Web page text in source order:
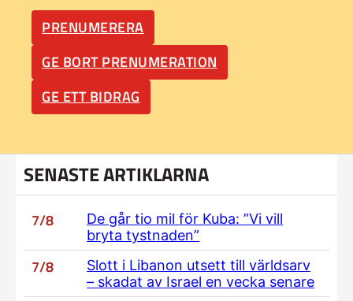
PRENUMERERA
GE BORT PRENUMERATION
GE ETT BIDRAG
SENASTE ARTIKLARNA
7/8
De går tio mil för Kuba: ”Vi vill
bryta tystnaden”
7/8
Slott i Libanon utsett till världsarv
– skadat av Israel en vecka senare